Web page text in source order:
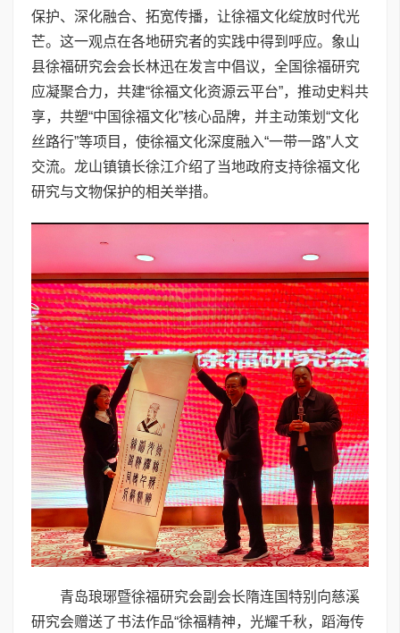
保护、深化融合、拓宽传播，让徐福文化绽放时代光
芒。这一观点在各地研究者的实践中得到呼应。象山
县徐福研究会会长林迅在发言中倡议，全国徐福研究
应凝聚合力，共建“徐福文化资源云平台”，推动史料共
享，共塑“中国徐福文化”核心品牌，并主动策划“文化
丝路行”等项目，使徐福文化深度融入“一带一路”人文
交流。龙山镇镇长徐江介绍了当地政府支持徐福文化
研究与文物保护的相关举措。
青岛琅琊暨徐福研究会副会长隋连国特别向慈溪
研究会赠送了书法作品“徐福精神，光耀千秋，蹈海传